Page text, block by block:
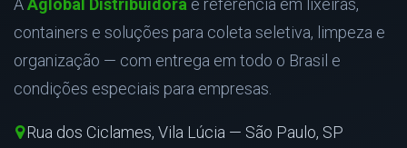
AAglobal Distribuidora é referência em lixeiras,
containers e soluções para coleta seletiva, limpeza e
organização — com entrega em todo o Brasil e
condições especiais para empresas.
Rua dos Ciclames, Vila Lúcia — São Paulo, SP